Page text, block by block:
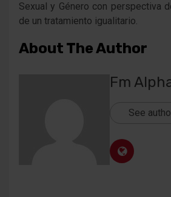
Sexual y Género con perspectiva
de un tratamiento igualitario.
About The Author
Fm
See